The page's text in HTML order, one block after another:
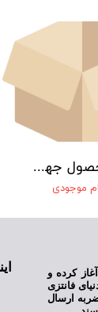
بدون محصول جهت نمایش
موجودی
فروشگاه اینترنتی نیکام تویز فعالیت خود را از سال ۱۳۹۸ آغاز کرده و
فانتزی
ارسال